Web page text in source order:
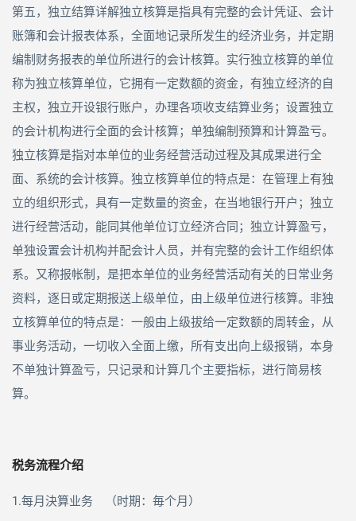
第五，独立结算详解独立核算是指具有完整的会计凭证、会计
账簿和会计报表体系，全面地记录所发生的经济业务，并定期
编制财务报表的单位所进行的会计核算。实行独立核算的单位
称为独立核算单位，它拥有一定数额的资金，有独立经济的自
主权，独立开设银行账户，办理各项收支结算业务；设置独立
的会计机构进行全面的会计核算；单独编制预算和计算盈亏。
独立核算是指对本单位的业务经营活动过程及其成果进行全
面、系统的会计核算。独立核算单位的特点是：在管理上有独
立的组织形式，具有一定数量的资金，在当地银行开户；独立
进行经营活动，能同其他单位订立经济合同；独立计算盈亏，
单独设置会计机构并配会计人员，并有完整的会计工作组织体
系。又称报帐制，是把本单位的业务经营活动有关的日常业务
资料，逐日或定期报送上级单位，由上级单位进行核算。非独
立核算单位的特点是：一般由上级拔给一定数额的周转金，从
事业务活动，一切收入全面上缴，所有支出向上级报销，本身
不单独计算盈亏，只记录和计算几个主要指标，进行简易核
算。
税务流程介绍
1.每月決算业务 （时期：毎个月）